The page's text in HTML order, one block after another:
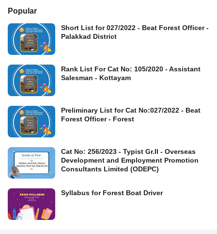
Popular
Short List for 027/2022 - Beat Forest Officer -
Palakkad District
Rank List For Cat No: 105/2020 - Assistant
Salesman - Kottayam
Preliminary List for Cat No:027/2022 - Beat
Forest Officer - Forest
Cat No: 256/2023 - Typist Gr.II - Overseas
Development and Employment Promotion
Consultants Limited (ODEPC)
Syllabus for Forest Boat Driver